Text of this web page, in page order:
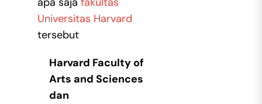
Universitas Harvard
tersebut
Harvard Faculty of
Arts and Sciences
dan